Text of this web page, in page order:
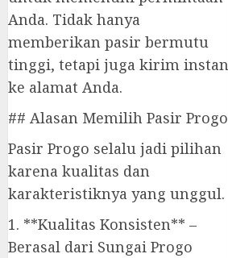
Anda. Tidak hanya
memberikan pasir bermutu
tinggi, tetapi juga kirim instan
ke alamat Anda.
## Alasan Memilih Pasir Progo
Pasir Progo selalu jadi pilihan
karena kualitas dan
karakteristiknya yang unggul.
1. **Kualitas Konsisten** –
Berasal dari Sungai Progo